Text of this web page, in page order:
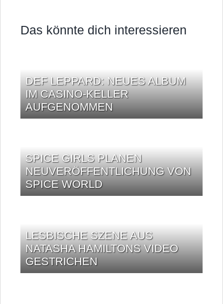
Das könnte dich interessieren
DEF LEPPARD: NEUES ALBUM
IM CASINO-KELLER
AUFGENOMMEN
SPICE GIRLS PLANEN
NEUVERÖFFENTLICHUNG VON
SPICE WORLD
LESBISCHE SZENE AUS
NATASHA HAMILTONS VIDEO
GESTRICHEN